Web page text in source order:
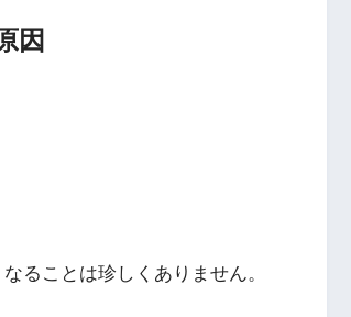
因
ることは珍しくありません。